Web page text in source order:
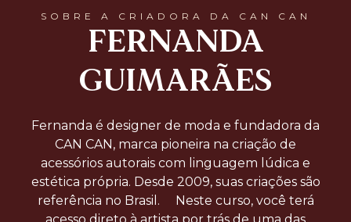
SOBRE A CRIADORA DA CAN CAN
FERNANDA
GUIMARÃES
Fernanda é designer de moda e fundadora da
CAN CAN, marca pioneira na criação de
acessórios autorais com linguagem lúdica e
estética própria. Desde 2009, suas criações são
referência no Brasil. Neste curso, você terá
acesso direto à artista por trás de uma das